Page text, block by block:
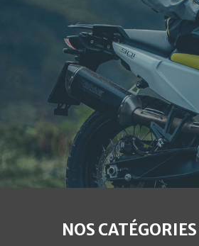
NOS CATÉGORIES